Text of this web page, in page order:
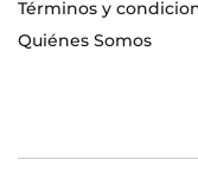
Términos y
Quiénes Somos